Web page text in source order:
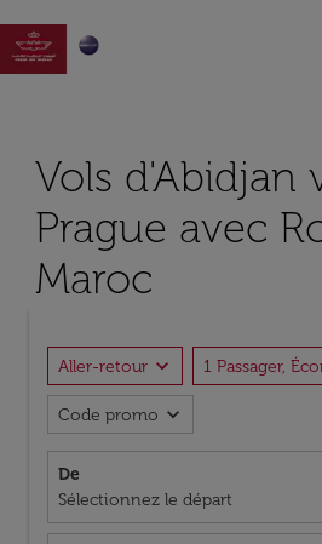

Vols d'Abidjan
Prague avec
Maroc
Aller-retour expand_more 1 Passager,
Code promo expand_more
De
Sélectionnez le départ